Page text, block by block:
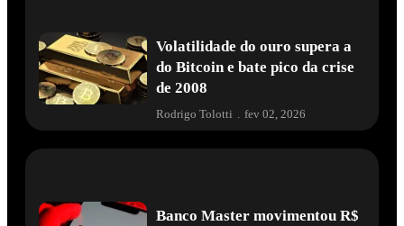
Volatilidade do ouro supera a
do Bitcoin e bate pico da crise
de 2008
Rodrigo Tolotti . fev 02, 2026
Banco Master movimentou R$